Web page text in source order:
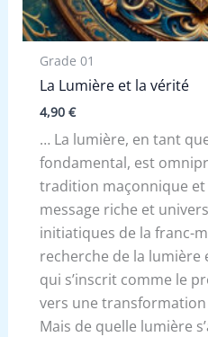
Grade 01
La Lumière et la vérité
4,90 €
… La lumière, en tant
fondamental, est
tradition maçonnique
message riche et
initiatiques de la franc-
recherche de la lumière
qui s’inscrit comme le
vers une
Mais de quelle lumière